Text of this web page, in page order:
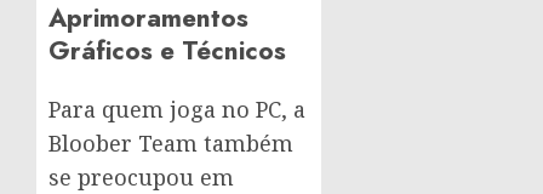
Aprimoramentos
Gráficos e Técnicos
Para quem joga no PC, a
Bloober Team também
se preocupou em